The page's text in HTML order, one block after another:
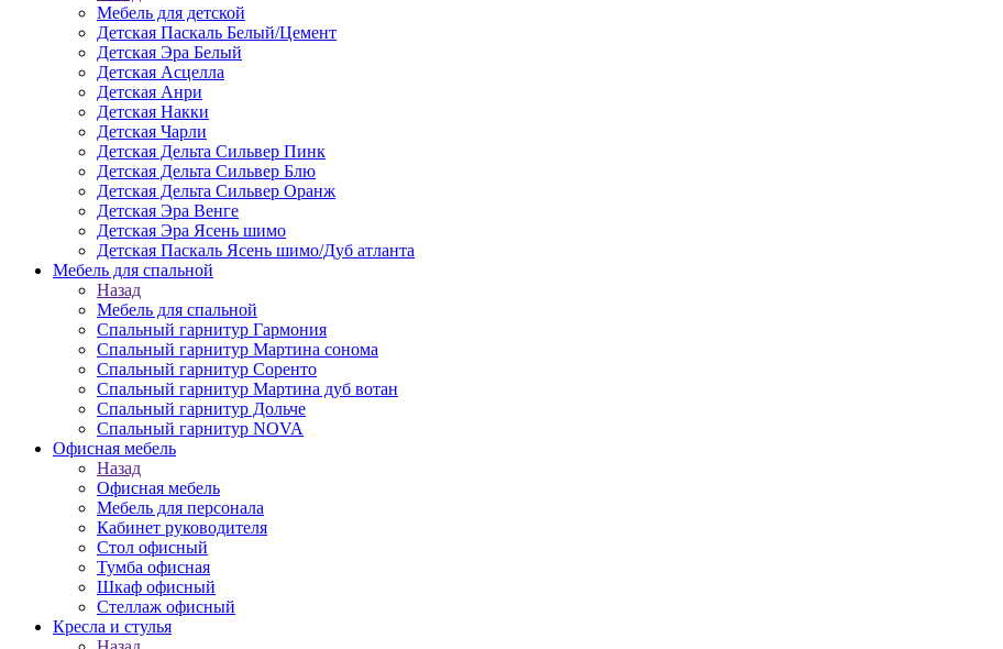
Мебель для детской
Детская Паскаль Белый/Цемент
Детская Эра Белый
Детская Асцелла
Детская Анри
Детская Накки
Детская Чарли
Детская Дельта Сильвер Пинк
Детская Дельта Сильвер Блю
Детская Дельта Сильвер Оранж
Детская Эра Венге
Детская Эра Ясень шимо
Детская Паскаль Ясень шимо/Дуб атланта
Мебель для спальной
Назад
Мебель для спальной
Спальный гарнитур Гармония
Спальный гарнитур Мартина сонома
Спальный гарнитур Соренто
Спальный гарнитур Мартина дуб вотан
Спальный гарнитур Дольче
Спальный гарнитур NOVA
Офисная мебель
Назад
Офисная мебель
Мебель для персонала
Кабинет руководителя
Стол офисный
Тумба офисная
Шкаф офисный
Стеллаж офисный
Кресла и стулья